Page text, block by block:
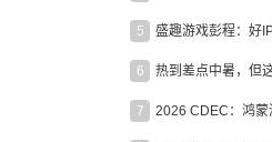
5
6 热到差点中暑，但
7